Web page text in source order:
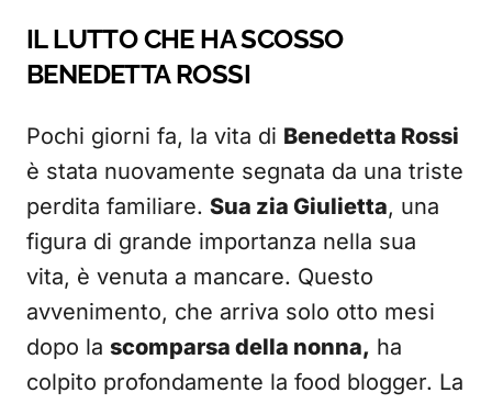
IL LUTTO CHE HA SCOSSO
BENEDETTA ROSSI
Pochi giorni fa, la vita di Benedetta Rossi
è stata nuovamente segnata da una triste
perdita familiare. Sua zia Giulietta, una
figura di grande importanza nella sua
vita, è venuta a mancare. Questo
avvenimento, che arriva solo otto mesi
dopo la scomparsa della nonna, ha
colpito profondamente la food blogger. La